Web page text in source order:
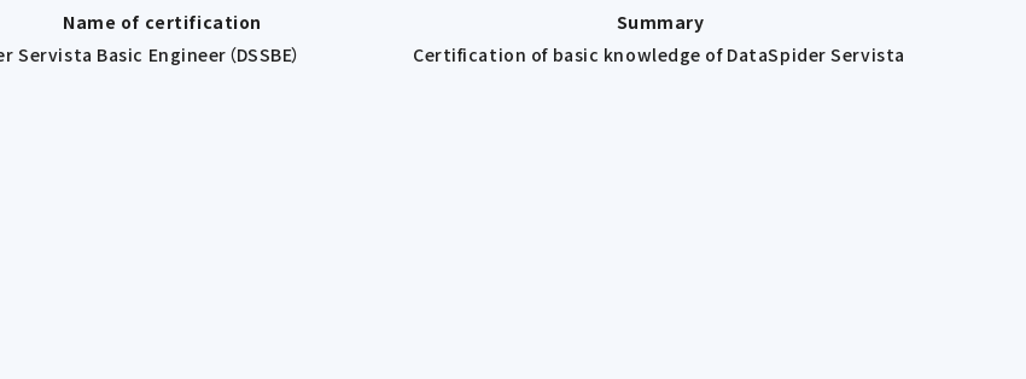
Name of certification
Summary
Servista Basic Engineer（DSSBE） Certification of basic knowledge of DataSpider Servista